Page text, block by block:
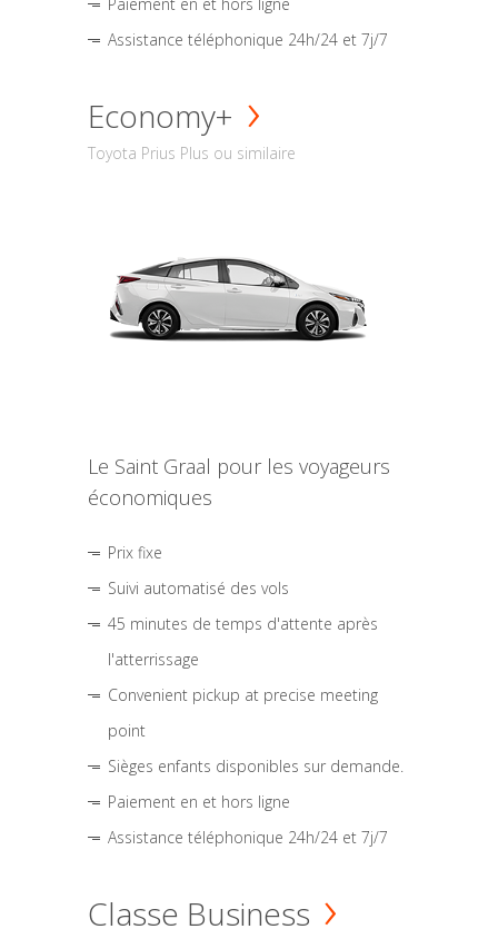
Assistance téléphonique 24h/24 et 7j/7
Economy+
Toyota Prius Plus ou similaire
Le Saint Graal pour les voyageurs
économiques
Prix fixe
Suivi automatisé des vols
45 minutes de temps d'attente après
l'atterrissage
Convenient pickup at precise meeting
point
Sièges enfants disponibles sur demande.
Paiement en et hors ligne
Assistance téléphonique 24h/24 et 7j/7
Classe Business